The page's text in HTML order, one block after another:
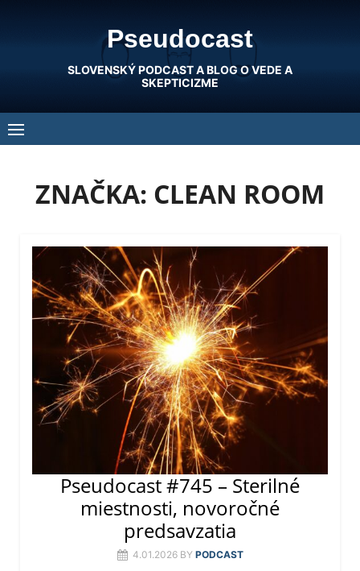
Pseudocast
SLOVENSKÝ PODCAST A BLOG O VEDE A
SKEPTICIZME
ZNAČKA: CLEAN ROOM
Pseudocast #745 – Sterilné
miestnosti, novoročné
predsavzatia
4.01.2026 BY PODCAST